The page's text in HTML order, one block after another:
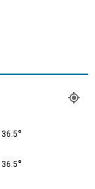
36.5°
36.5°